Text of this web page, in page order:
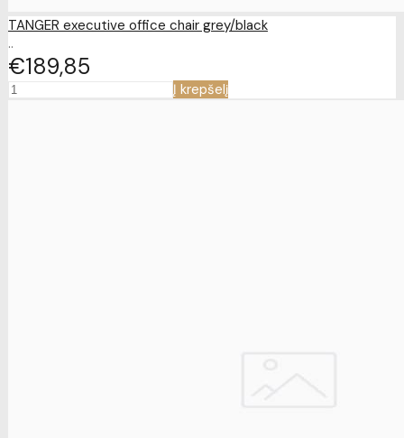
TANGER executive office chair grey/black
..
€189 85
Į krepšelį